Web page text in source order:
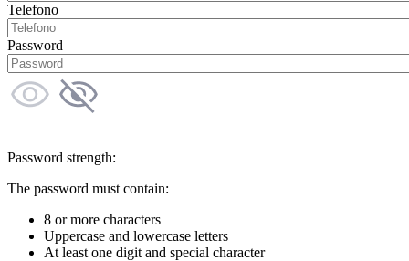
Telefono
Password
Password strength:
The password must contain:
8 or more characters
Uppercase and lowercase letters
At least one digit and special character